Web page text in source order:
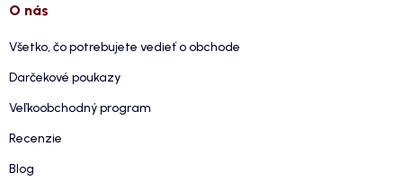
O nás
Všetko, čo potrebujete vedieť o obchode
Darčekové poukazy
Veľkoobchodný program
Recenzie
Blog